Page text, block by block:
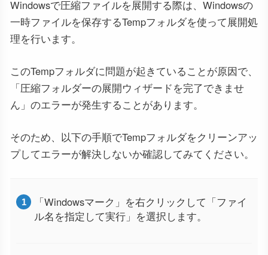
Windowsで圧縮ファイルを展開する際は、Windowsの
一時ファイルを保存するTempフォルダを使って展開処
理を行います。
このTempフォルダに問題が起きていることが原因で、
「圧縮フォルダーの展開ウィザードを完了できませ
ん」のエラーが発生することがあります。
そのため、以下の手順でTempフォルダをクリーンアッ
プしてエラーが解決しないか確認してみてください。
「Windowsマーク」を右クリックして「ファイ
ル名を指定して実行」を選択します。